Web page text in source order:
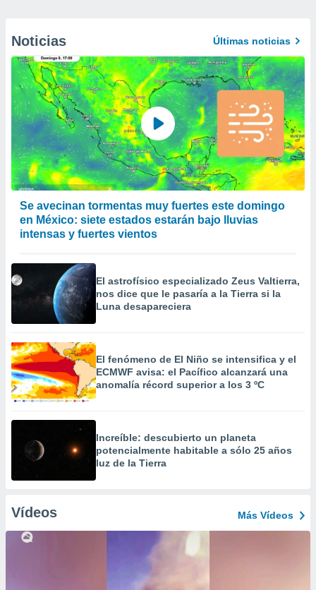
Noticias Últimas noticias
Se avecinan tormentas muy fuertes este domingo
en México: siete estados estarán bajo lluvias
intensas y fuertes vientos
El astrofísico especializado Zeus Valtierra,
nos dice que le pasaría a la Tierra si la
Luna desapareciera
El fenómeno de El Niño se intensifica y el
ECMWF avisa: el Pacífico alcanzará una
anomalía récord superior a los 3 ºC
Increíble: descubierto un planeta
potencialmente habitable a sólo 25 años
luz de la Tierra
Vídeos Más Vídeos